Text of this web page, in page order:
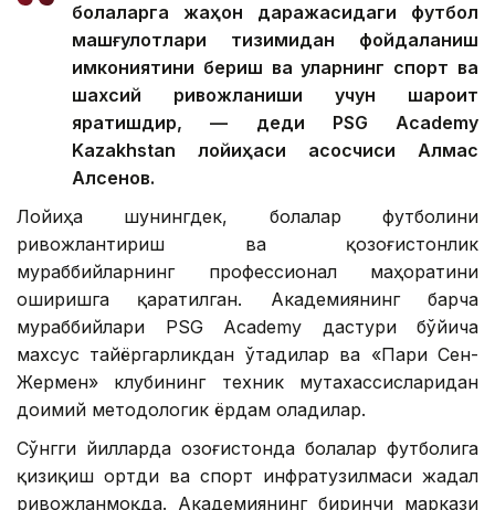
болаларга жаҳон даражасидаги футбол
машғулотлари тизимидан фойдаланиш
имкониятини бериш ва уларнинг спорт ва
шахсий ривожланиши учун шароит
яратишдир, — деди PSG Academy
Kazakhstan лойиҳаси асосчиси Алмас
Алсенов.
Лойиҳа шунингдек, болалар футболини
ривожлантириш ва қозоғистонлик
мураббийларнинг профессионал маҳоратини
оширишга қаратилган. Академиянинг барча
мураббийлари PSG Academy дастури бўйича
махсус тайёргарликдан ўтадилар ва «Пари Сен-
Жермен» клубининг техник мутахассисларидан
доимий методологик ёрдам оладилар.
Сўнгги йилларда Қозоғистонда болалар футболига
қизиқиш ортди ва спорт инфратузилмаси жадал
ривожланмоқда. Академиянинг биринчи маркази